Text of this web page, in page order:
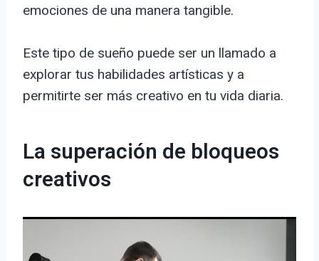
emociones de una manera tangible.
Este tipo de sueño puede ser un llamado a
explorar tus habilidades artísticas y a
permitirte ser más creativo en tu vida diaria.
La superación de bloqueos
creativos